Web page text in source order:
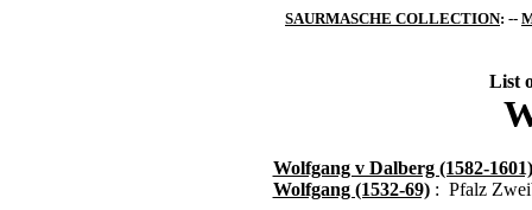
SAURMASCHE COLLECTION: --
List
Wolfgang v Dalberg (1582-1601)
Wolfgang (1532-69): Pfalz